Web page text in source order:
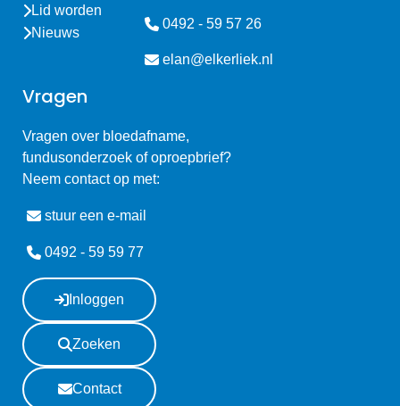
Lid worden
Nieuws
0492 - 59 57 26
elan@elkerliek.nl
Vragen
Vragen over bloedafname,
fundusonderzoek of oproepbrief?
Neem contact op met:
stuur een e-mail
0492 - 59 59 77
Inloggen
Zoeken
Contact